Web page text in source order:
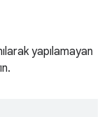
yapılamayan